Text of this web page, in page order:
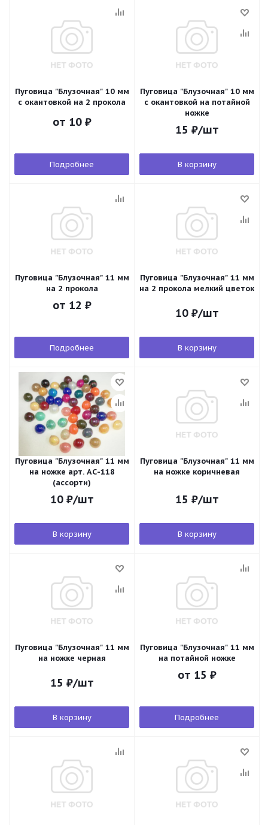
Пуговица "Блузочная" 10 мм
с окантовкой на 2 прокола
от 10 ₽
Подробнее
Пуговица "Блузочная" 10 мм
с окантовкой на потайной
ножке
15 ₽/шт
В корзину
Пуговица "Блузочная" 11 мм
на 2 прокола
от 12 ₽
Подробнее
Пуговица "Блузочная" 11 мм
на 2 прокола мелкий цветок
10₽/шт
В корзину
Пуговица "Блузочная" 11 мм
на ножке арт. АС-118
(ассорти)
10₽/шт
В корзину
Пуговица "Блузочная" 11 мм
на ножке коричневая
15 ₽/шт
В корзину
Пуговица "Блузочная" 11 мм
на ножке черная
15 ₽/шт
В корзину
Пуговица "Блузочная" 11 мм
на потайной ножке
от 15 ₽
Подробнее